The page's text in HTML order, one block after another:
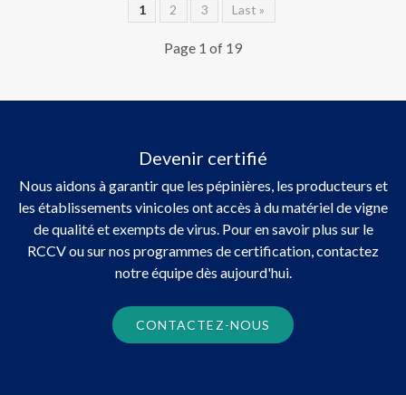
1 2 3 Last »
Page 1 of 19
Devenir certifié
Nous aidons à garantir que les pépinières, les producteurs et
les établissements vinicoles ont accès à du matériel de vigne
de qualité et exempts de virus. Pour en savoir plus sur le
RCCV ou sur nos programmes de certification, contactez
notre équipe dès aujourd'hui.
CONTACTEZ-NOUS